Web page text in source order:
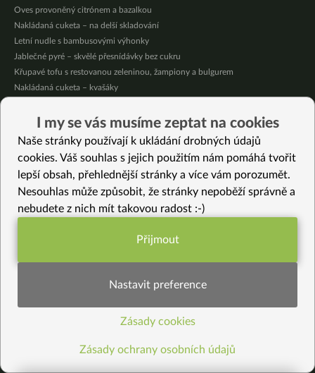
Oves provoněný citrónem a bazalkou
Nakládaná cuketa – na delší skladování
Letní nudle s bambusovými výhonky
Jablečné pyré – skvělé přesnídávky bez cukru
Křupavé tofu s restovanou zeleninou, žampiony a bulgurem
Nakládaná cuketa – kvašáky
Osvěžující kuskus
Nepečený jablečný dort s rybízem
Pikantní mexická kukuřice se “sýrovou” omáčkou
Zdravý jablečný koláč s vanilkovým krémem
Tofu s rýží, čočkou a zeleninovou zálivkou
I my se vás musíme zeptat na cookies
Naše stránky používají k ukládání drobných údajů
cookies. Váš souhlas s jejich použitím nám pomáhá tvořit
lepší obsah, přehlednější stránky a více vám porozumět.
Nesouhlas může způsobit, že stránky nepoběží správně a
nebudete z nich mít takovou radost :-)
Funkční nastavení potřebujeme (vždy
Statistiky pro lepší obsah
Přijmout
Nastavit preference
Zásady cookies
Zásady ochrany osobních údajů